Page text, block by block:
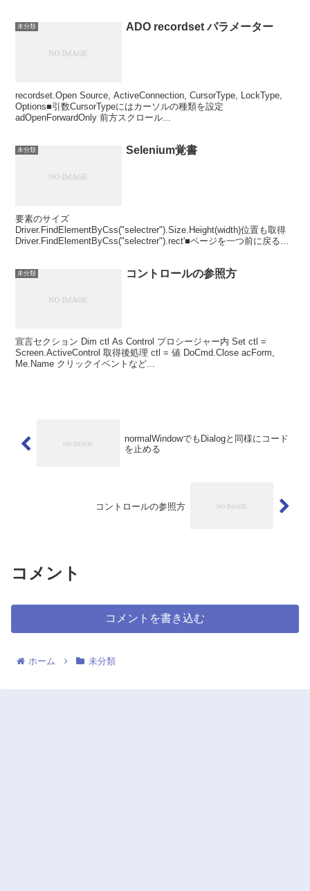
未分類 ADO recordset パラメーター
recordset.Open Source, ActiveConnection, CursorType, LockType,
Options■引数CursorTypeにはカーソルの種類を設定
adOpenForwardOnly 前方スクロール...
未分類 Selenium覚書
要素のサイズ
Driver.FindElementByCss("selectrer").Size.Height(width)位置も取得
Driver.FindElementByCss("selectrer").rect'■ページを一つ前に戻る
未分類 コントロールの参照方
宣言セクション Dim ctl As Control プロシージャー内 Set ctl =
Screen.ActiveControl 取得後処理 ctl = 値 DoCmd.Close acForm,
Me.Name クリックイベントなど...
normalWindowでもDialogと同様にコード
を止める
コントロールの参照方
コメント
コメントを書き込む
ホーム 未分類